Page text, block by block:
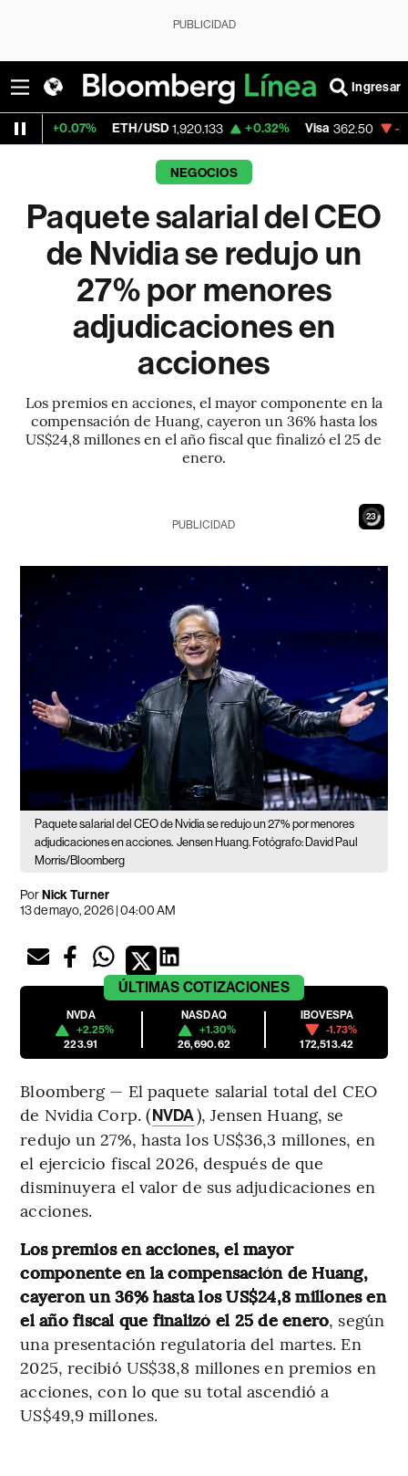
PUBLICIDAD
Ingresar
ETH/USD 1,920.133 +0.32% Visa 362.50 -2.15%
NEGOCIOS
Paquete salarial del CEO
de Nvidia se redujo un
27% por menores
adjudicaciones en
acciones
Los premios en acciones, el mayor componente en la
compensación de Huang, cayeron un 36% hasta los
US$24,8 millones en el año fiscal que finalizó el 25 de
enero.
22
PUBLICIDAD
Paquete salarial del CEO de Nvidia se redujo un 27% por menores
adjudicaciones en acciones. Jensen Huang. Fotógrafo: David Paul
Morris/Bloomberg
PorNick Turner
13 de mayo, 2026 | 04:00 AM
ÚLTIMAS COTIZACIONES
NVDA
+2.25%
223.91
NASDAQ
+1.30%
26,690.62
IBOVESPA
-1.73%
172,513.42
Bloomberg — El paquete salarial total del CEO
de Nvidia Corp. (NVDA), Jensen Huang, se
redujo un 27%, hasta los US$36,3 millones, en
el ejercicio fiscal 2026, después de que
disminuyera el valor de sus adjudicaciones en
acciones.
Los premios en acciones, el mayor
componente en la compensación de Huang,
cayeron un 36% hasta los US$24,8 millones en
el año fiscal que finalizó el 25 de enero, según
una presentación regulatoria del martes. En
2025, recibió US$38,8 millones en premios en
acciones, con lo que su total ascendió a
US$49,9 millones.